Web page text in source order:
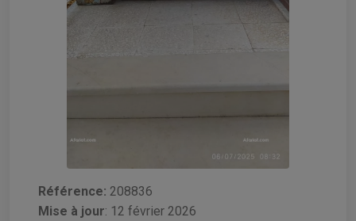
Référence: 208836
Mise à jour: 12 février 2026